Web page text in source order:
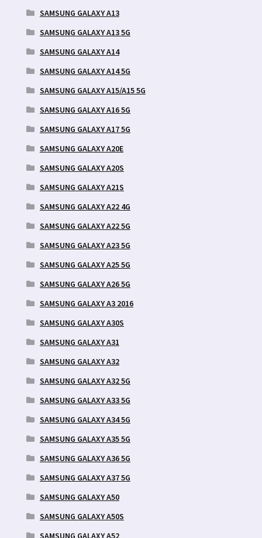
SAMSUNG GALAXY A13
SAMSUNG GALAXY A13 5G
SAMSUNG GALAXY A14
SAMSUNG GALAXY A14 5G
SAMSUNG GALAXY A15/A15 5G
SAMSUNG GALAXY A16 5G
SAMSUNG GALAXY A17 5G
SAMSUNG GALAXY A20E
SAMSUNG GALAXY A20S
SAMSUNG GALAXY A21S
SAMSUNG GALAXY A22 4G
SAMSUNG GALAXY A22 5G
SAMSUNG GALAXY A23 5G
SAMSUNG GALAXY A25 5G
SAMSUNG GALAXY A26 5G
SAMSUNG GALAXY A3 2016
SAMSUNG GALAXY A30S
SAMSUNG GALAXY A31
SAMSUNG GALAXY A32
SAMSUNG GALAXY A32 5G
SAMSUNG GALAXY A33 5G
SAMSUNG GALAXY A34 5G
SAMSUNG GALAXY A35 5G
SAMSUNG GALAXY A36 5G
SAMSUNG GALAXY A37 5G
SAMSUNG GALAXY A50
SAMSUNG GALAXY A50S